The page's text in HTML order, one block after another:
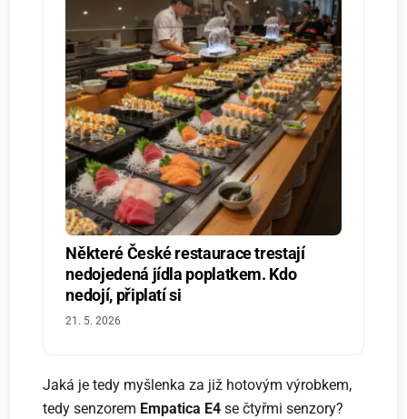
Některé České restaurace trestají
nedojedená jídla poplatkem. Kdo
nedojí, připlatí si
21. 5. 2026
Jaká je tedy myšlenka za již hotovým výrobkem,
tedy senzorem Empatica E4se čtyřmi senzory?